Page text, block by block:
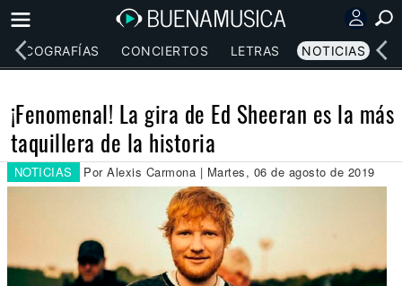
DISCOGRAFÍAS CONCIERTOS LETRAS NOTICIAS
¡Fenomenal! La gira de Ed Sheeran es la más
taquillera de la historia
NOTICIAS Por Alexis Carmona | Martes, 06 de agosto de 2019